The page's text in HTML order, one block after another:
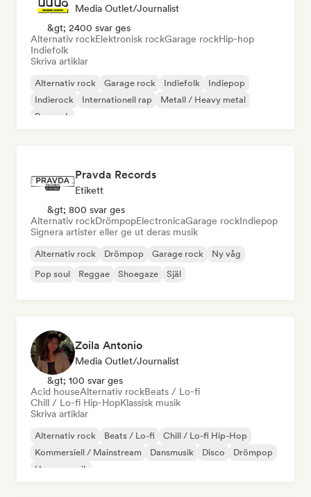
Media Outlet/Journalist
&gt; 2400 svar ges
Alternativ rockElektronisk rockGarage rockHip-hop
Indiefolk
Skriva artiklar
Alternativ rock Garage rock Indiefolk
Indiepop
Indierock
Internationell rap
Metall / Heavy metal
Poprock
Pravda Records
Etikett
&gt; 800 svar ges
Alternativ rockDrömpopElectronicaGarage rockIndiepop
Signera artister eller ge ut deras musik
Alternativ rock Drömpop Garage rock
Ny våg
Pop soul
Reggae Shoegaze Själ
Zoila Antonio
Media Outlet/Journalist
&gt; 100 svar ges
Acid houseAlternativ rockBeats / Lo-fi
Chill / Lo-fi Hip-HopKlassisk musik
Skriva artiklar
Alternativ rock Beats / Lo-fi
Chill / Lo-fi Hip-Hop
Kommersiell / Mainstream
Dansmusik Disco
Drömpop
House-musik